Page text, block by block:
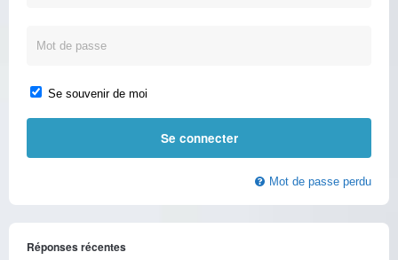
Se souvenir de moi
Mot de passe perdu
Réponses récentes